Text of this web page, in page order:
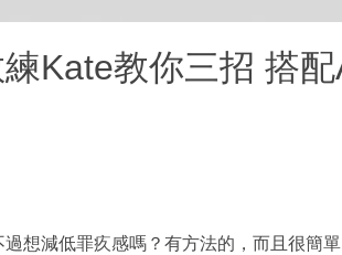
Kate教你三招 搭
想減低罪疚感嗎？有方法的，而且很簡